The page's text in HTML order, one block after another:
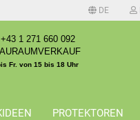
DE
1 271 660 092
Fr. von 15 bis 18 Uhr
PROTEKTOREN